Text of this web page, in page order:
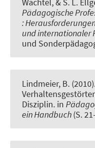
Pädagogische
:
und internationaler
und
Lindmeier, B.
Disziplin. in
ein Handbuch(S.